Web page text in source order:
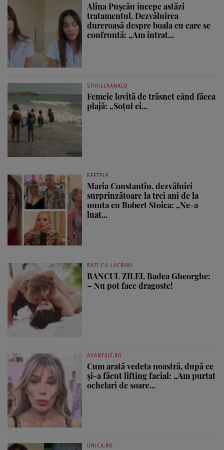
Alina Pușcău începe astăzi
tratamentul. Dezvăluirea
dureroasă despre boala cu care se
confruntă: „Am intrat...
STIRILEKANALD
Femeie lovită de trăsnet când făcea
plajă: „Soțul ei...
KFETELE
Maria Constantin, dezvăluiri
surprinzătoare la trei ani de la
nunta cu Robert Stoica: „Ne-a
luat...
RAZI CU LACRIMI
BANCUL ZILEI. Badea Gheorghe:
– Nu pot face dragoste!
AVANTAJE.RO
Cum arată vedeta noastră, după ce
și-a făcut lifting facial: „Am purtat
ochelari de soare...
UNICA.RO